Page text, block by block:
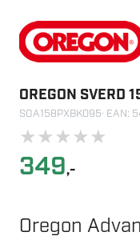
OREGON SVERD
SOA158PXBK095· EAN:
★★★★★
349,-
Oregon